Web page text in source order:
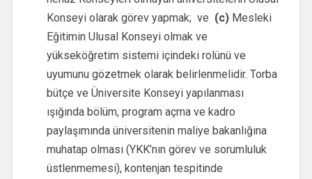
Konseyi olarak görev yapmak; ve (c)Mesleki
Eğitimin Ulusal Konseyi olmak ve
yükseköğretim sistemi içindeki rolünü ve
uyumunu gözetmek olarak belirlenmelidir. Torba
bütçe ve Üniversite Konseyi yapılanması
ışığında bölüm, program açma ve kadro
paylaşımında üniversitenin maliye bakanlığına
muhatap olması (YKK’nın görev ve sorumluluk
üstlenmemesi), kontenjan tespitinde